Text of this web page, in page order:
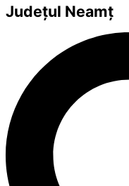
Județul Neamț